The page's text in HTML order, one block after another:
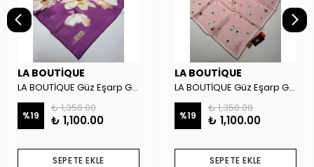
LA BOUTİQUE
LA BOUTİQUE Güz Eşarp GYSE262908
%19
₺ 1,350.00
₺ 1,100.00
SEPETE EKLE
LA BOUTİQUE
LA BOUTİQUE Güz Eşarp GYSE130804
%19
₺ 1,350.00
₺ 1,100.00
SEPETE EKLE